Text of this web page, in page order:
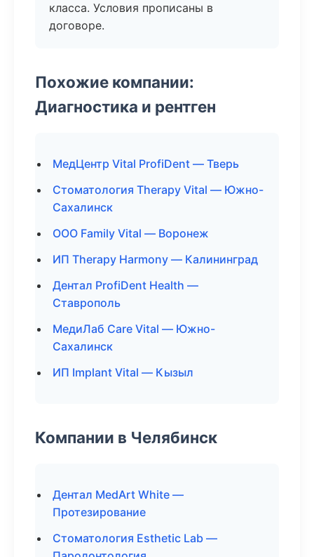
класса. Условия прописаны в
договоре.
Похожие компании:
Диагностика и рентген
МедЦентр Vital ProfiDent — Тверь
Стоматология Therapy Vital — Южно-
Сахалинск
ООО Family Vital — Воронеж
ИП Therapy Harmony — Калининград
Дентал ProfiDent Health —
Ставрополь
МедиЛаб Care Vital — Южно-
Сахалинск
ИП Implant Vital — Кызыл
Компании в Челябинск
Дентал MedArt White —
Протезирование
Стоматология Esthetic Lab —